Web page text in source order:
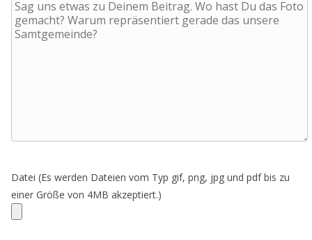
Datei (Es werden Dateien vom Typ gif, png, jpg und pdf bis zu
einer Größe von 4MB akzeptiert.)